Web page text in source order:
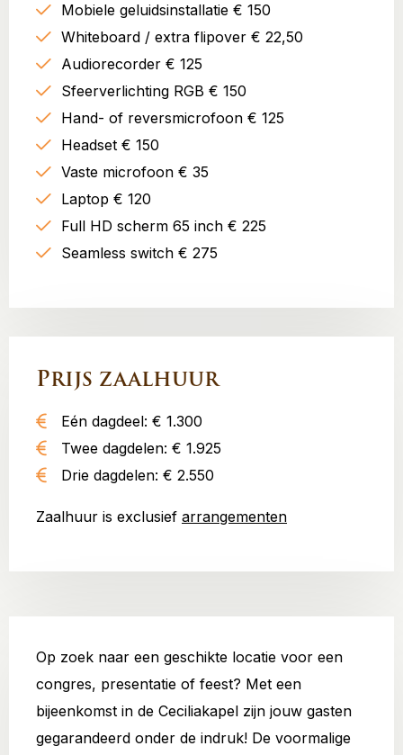
Mobiele geluidsinstallatie € 150
Whiteboard / extra flipover € 22,50
Audiorecorder € 125
Sfeerverlichting RGB € 150
Hand- of reversmicrofoon € 125
Headset € 150
Vaste microfoon € 35
Laptop € 120
Full HD scherm 65 inch € 225
Seamless switch € 275
Prijs zaalhuur
Eén dagdeel: € 1.300
Twee dagdelen: € 1.925
Drie dagdelen: € 2.550
Zaalhuur is exclusief arrangementen
Op zoek naar een geschikte locatie voor een
congres, presentatie of feest? Met een
bijeenkomst in de Ceciliakapel zijn jouw gasten
gegarandeerd onder de indruk! De voormalige